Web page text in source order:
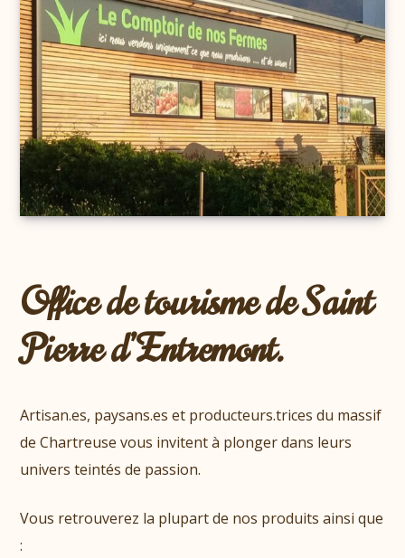
Office de tourisme de Saint
Pierre d’Entremont.
Artisan.es, paysans.es et producteurs.trices du massif
de Chartreuse vous invitent à plonger dans leurs
univers teintés de passion.
Vous retrouverez la plupart de nos produits ainsi que
: